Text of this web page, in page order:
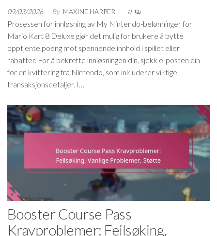
09/03/2026 By MAXINE HARPER 0
Prosessen for innløsning av My Nintendo-belønninger for
Mario Kart 8 Deluxe gjør det mulig for brukere å bytte
opptjente poeng mot spennende innhold i spillet eller
rabatter. For å bekrefte innløsningen din, sjekk e-posten din
for en kvittering fra Nintendo, som inkluderer viktige
transaksjonsdetaljer. I…
Booster Course Pass
Kravproblemer: Feilsøking,